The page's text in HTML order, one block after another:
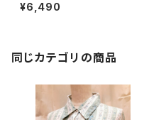
ラウス
¥6,490
同じカテゴリの商品